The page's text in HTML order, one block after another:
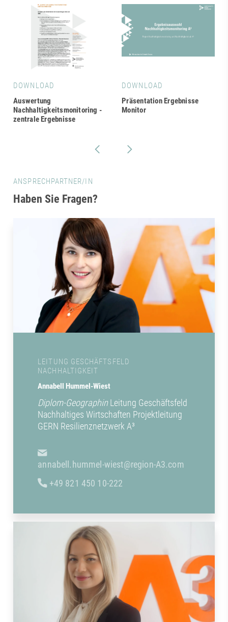
DOWNLOAD
Auswertung
Nachhaltigkeitsmonitoring -
zentrale Ergebnisse
DOWNLOAD
Präsentation Ergebnisse
Monitor
ANSPRECHPARTNER/IN
Haben Sie Fragen?
LEITUNG GESCHÄFTSFELD
NACHHALTIGKEIT
Annabell Hummel-Wiest
Diplom-GeographinLeitung Geschäftsfeld
Nachhaltiges Wirtschaften Projektleitung
GERN Resilienznetzwerk A³
annabell.hummel-wiest@region-A3.com
+49 821 450 10-222